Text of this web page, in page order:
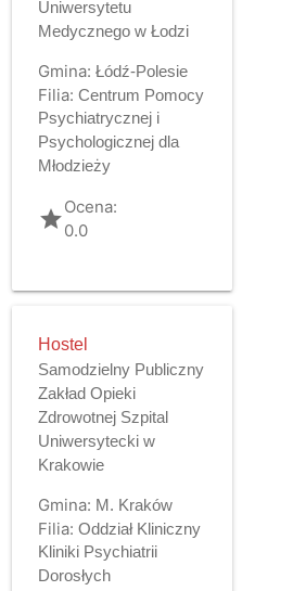
Uniwersytetu
Medycznego w Łodzi
Gmina: Łódź-Polesie
Filia: Centrum Pomocy
Psychiatrycznej i
Psychologicznej dla
Młodzieży
gradeOcena:
0.0
Hostel
Samodzielny Publiczny
Zakład Opieki
Zdrowotnej Szpital
Uniwersytecki w
Krakowie
Gmina: M. Kraków
Filia: Oddział Kliniczny
Kliniki Psychiatrii
Dorosłych